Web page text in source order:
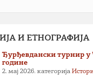
И ЕТНОГРАФИЈА
Ђурђевдански турнир у
године
2. мај 2026. категорија